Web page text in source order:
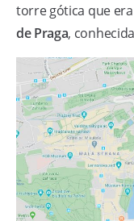
torre gótica que
de Praga,